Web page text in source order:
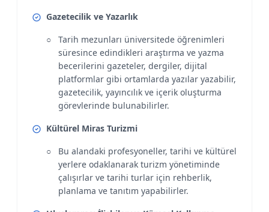
Gazetecilik ve Yazarlık
Tarih mezunları üniversitede öğrenimleri
süresince edindikleri araştırma ve yazma
becerilerini gazeteler, dergiler, dijital
platformlar gibi ortamlarda yazılar yazabilir,
gazetecilik, yayıncılık ve içerik oluşturma
görevlerinde bulunabilirler.
Kültürel Miras Turizmi
Bu alandaki profesyoneller, tarihi ve kültürel
yerlere odaklanarak turizm yönetiminde
çalışırlar ve tarihi turlar için rehberlik,
planlama ve tanıtım yapabilirler.